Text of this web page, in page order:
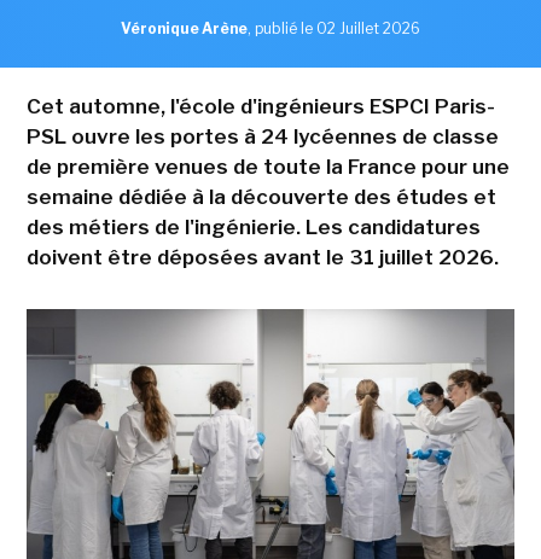
Véronique Arène, publié le 02 Juillet 2026
Cet automne, l'école d'ingénieurs ESPCI Paris-
PSL ouvre les portes à 24 lycéennes de classe
de première venues de toute la France pour une
semaine dédiée à la découverte des études et
des métiers de l'ingénierie. Les candidatures
doivent être déposées avant le 31 juillet 2026.